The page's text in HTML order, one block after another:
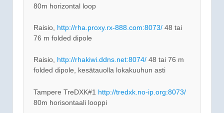
80m horizontal loop
Raisio, http://rha.proxy.rx-888.com:8073/ 48 tai
76 m folded dipole
Raisio, http://rhakiwi.ddns.net:8074/ 48 tai 76 m
folded dipole, kesätauolla lokakuuhun asti
Tampere TreDXK#1 http://tredxk.no-ip.org:8073/
80m horisontaali looppi